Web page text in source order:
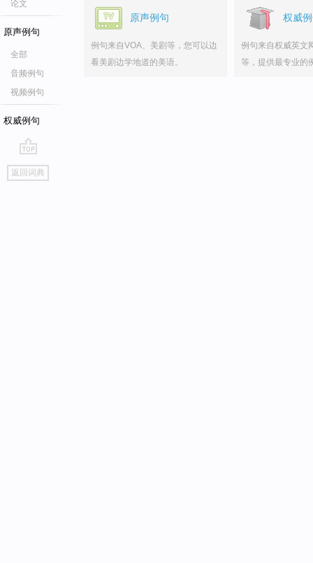
论文
原声例句
全部
音频例句
视频例句
权威例句
go
top
返回词典
原声例句
例句来自VOA、美剧等，您可以边
看美剧边学地道的美语。
权威
例句来自权威英文
等，提供最专业的